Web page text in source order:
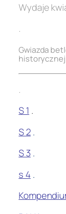
Wydaje
.
Gwiazda
historycznej
.
S 1 .
S 2.
S 3 .
s 4 .